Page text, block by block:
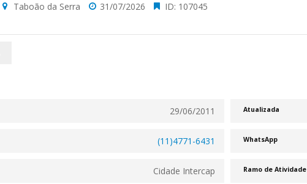
Taboão da Serra 31/07/2026 ID: 107045
29/06/2011 Atualizada
(11)4771-6431 WhatsApp
Cidade Intercap Ramo de Atividade